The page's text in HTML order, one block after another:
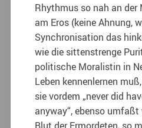
Rhythmus so nah an der
am Eros (keine Ahnung,
Synchronisation das
wie die sittenstrenge
politische Moralistin in
Leben kennenlernen
sie vordem „never did
anyway“, ebenso umfaßt